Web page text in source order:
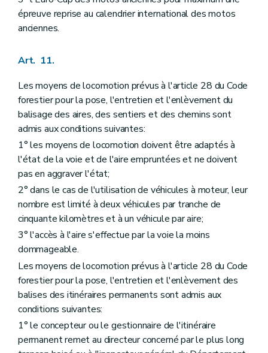
épreuve reprise au calendrier international des motos
anciennes.
Art. 11.
Les moyens de locomotion prévus à l'article 28 du Code
forestier pour la pose, l'entretien et l'enlèvement du
balisage des aires, des sentiers et des chemins sont
admis aux conditions suivantes:
1° les moyens de locomotion doivent être adaptés à
l'état de la voie et de l'aire empruntées et ne doivent
pas en aggraver l'état;
2° dans le cas de l'utilisation de véhicules à moteur, leur
nombre est limité à deux véhicules par tranche de
cinquante kilomètres et à un véhicule par aire;
3° l'accès à l'aire s'effectue par la voie la moins
dommageable.
Les moyens de locomotion prévus à l'article 28 du Code
forestier pour la pose, l'entretien et l'enlèvement des
balises des itinéraires permanents sont admis aux
conditions suivantes:
1° le concepteur ou le gestionnaire de l'itinéraire
permanent remet au directeur concerné par le plus long